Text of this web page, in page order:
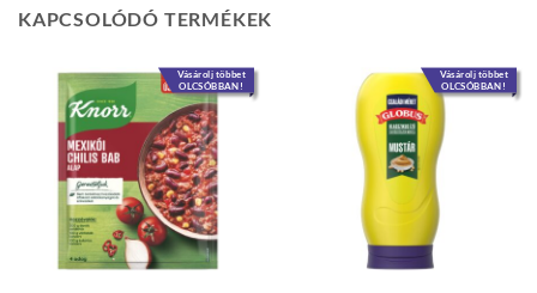
KAPCSOLÓDÓ TERMÉKEK
Vásárolj többet
OLCSÓBBAN!
Vásárolj többet
OLCSÓBBAN!